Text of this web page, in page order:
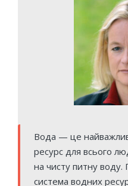
Вода — це
ресурс для всього
на чисту питну воду.
система водних